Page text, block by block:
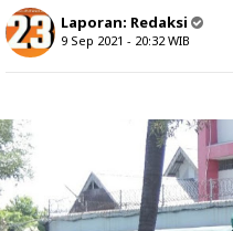
Laporan: Redaksi
9 Sep 2021 - 20:32WIB